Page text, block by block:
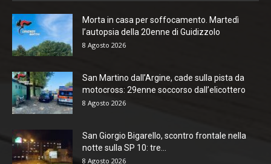
Morta in casa per soffocamento. Martedì
l’autopsia della 20enne di Guidizzolo
8 Agosto 2026
San Martino dall’Argine, cade sulla pista da
motocross: 29enne soccorso dall’elicottero
8 Agosto 2026
San Giorgio Bigarello, scontro frontale nella
notte sulla SP 10: tre...
8 Agosto 2026